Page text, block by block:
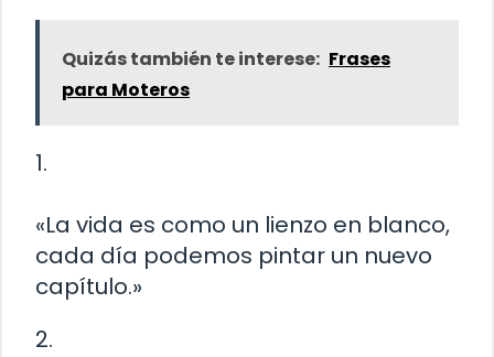
Quizás también te interese: Frases
para Moteros
1.
«La vida es como un lienzo en blanco,
cada día podemos pintar un nuevo
capítulo.»
2.